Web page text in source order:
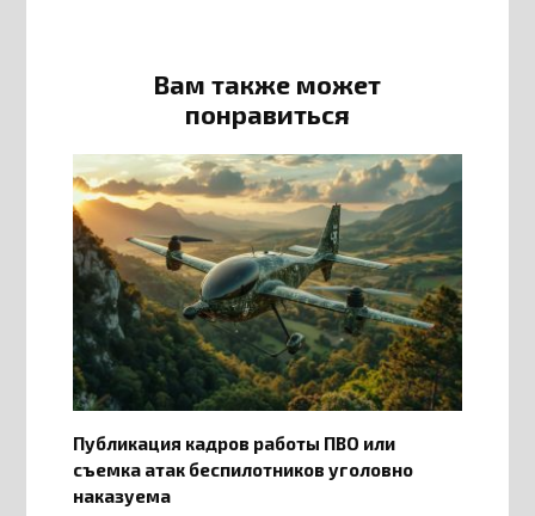
Вам также может
понравиться
Публикация кадров работы ПВО или
съемка атак беспилотников уголовно
наказуема